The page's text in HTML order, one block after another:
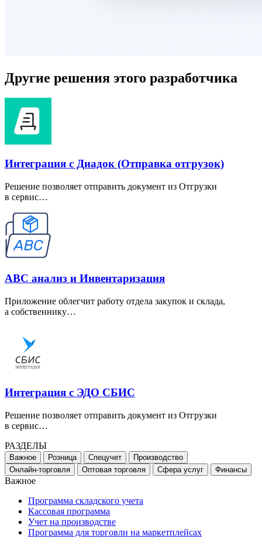
Другие решения этого разработчика
Интеграция с Диадок (Отправка отгрузок)
Решение позволяет отправить документ из Отгрузки
в сервис…
ABC анализ и Инвентаризация
Приложение облегчит работу отдела закупок и склада,
а собственнику…
Интеграция с ЭДО СБИС
Решение позволяет отправить документ из Отгрузки
в сервис…
РАЗДЕЛЫ
Важное Розница Спецучет
Производство
Онлайн-торговля
Оптовая торговля Сфера услуг Финансы
Важное
Программа складского учета
Кассовая программа
Учет на производстве
Программа для торговли на маркетплейсах